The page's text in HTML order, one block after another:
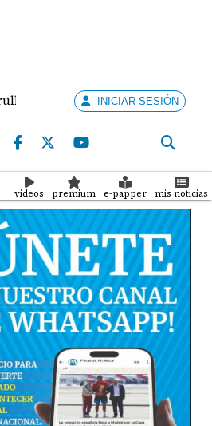
combatir la delincuencia en la
INICIAR SESIÓN
videos premium e-papper mis noticias